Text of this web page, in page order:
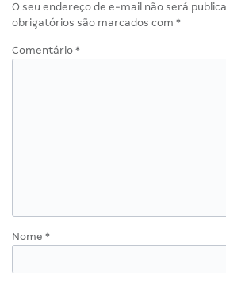
O seu endereço de e-mail não será
obrigatórios são marcados com *
Comentário *
Nome *